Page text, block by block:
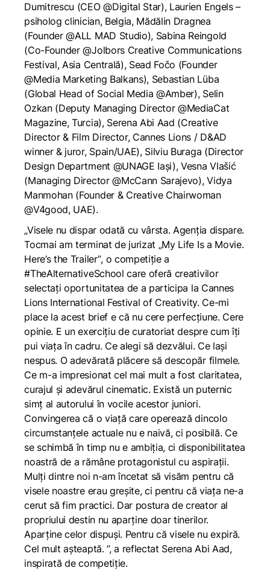
Dumitrescu (CEO @Digital Star), Laurien Engels –
psiholog clinician, Belgia, Mădălin Dragnea
(Founder @ALL MAD Studio), Sabina Reingold
(Co-Founder @Jolbors Creative Communications
Festival, Asia Centrală), Sead Fočo (Founder
@Media Marketing Balkans), Sebastian Lüba
(Global Head of Social Media @Amber), Selin
Ozkan (Deputy Managing Director @MediaCat
Magazine, Turcia), Serena Abi Aad (Creative
Director & Film Director, Cannes Lions / D&AD
winner & juror, Spain/UAE), Silviu Buraga (Director
Design Department @UNAGE Iași), Vesna Vlašić
(Managing Director @McCann Sarajevo), Vidya
Manmohan (Founder & Creative Chairwoman
@V4good, UAE).
„Visele nu dispar odată cu vârsta. Agenția dispare.
Tocmai am terminat de jurizat „My Life Is a Movie.
Here’s the Trailer”, o competiție a
#TheAlternativeSchool care oferă creativilor
selectați oportunitatea de a participa la Cannes
Lions International Festival of Creativity. Ce-mi
place la acest brief e că nu cere perfecțiune. Cere
opinie. E un exercițiu de curatoriat despre cum îți
pui viața în cadru. Ce alegi să dezvălui. Ce lași
nespus. O adevărată plăcere să descopăr filmele.
Ce m-a impresionat cel mai mult a fost claritatea,
curajul și adevărul cinematic. Există un puternic
simț al autorului în vocile acestor juniori.
Convingerea că o viață care operează dincolo
circumstanțele actuale nu e naivă, ci posibilă. Ce
se schimbă în timp nu e ambiția, ci disponibilitatea
noastră de a rămâne protagonistul cu aspirații.
Mulți dintre noi n-am încetat să visăm pentru că
visele noastre erau greșite, ci pentru că viața ne-a
cerut să fim practici. Dar postura de creator al
propriului destin nu aparține doar tinerilor.
Aparține celor dispuși. Pentru că visele nu expiră.
Cel mult așteaptă. ”, a reflectat Serena Abi Aad,
inspirată de competiție.